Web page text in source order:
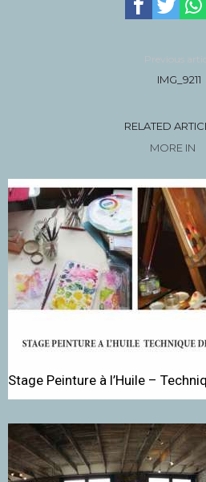
Previous
IMG_9211
RELATED
MORE IN
Stage Peinture à l’Huile –